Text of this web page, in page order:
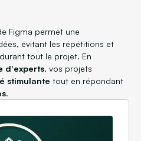
Figma permet une
évitant les répétitions et
durant tout le projet. En
d'experts, vos projets
stimulante tout en répondant
.